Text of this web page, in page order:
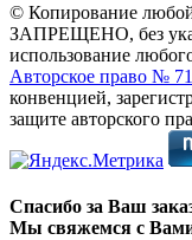
© Копирование
ЗАПРЕЩЕНО, без
использование
Авторское право №
конвенцией,
защите авторского
Спасибо за Ваш
Мы свяжемся с